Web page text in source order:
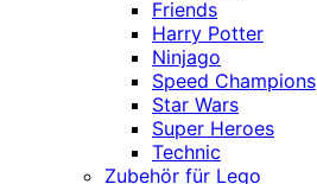
Friends
Harry Potter
Ninjago
Speed Champions
Star Wars
Super Heroes
Technic
Zubehör für Lego